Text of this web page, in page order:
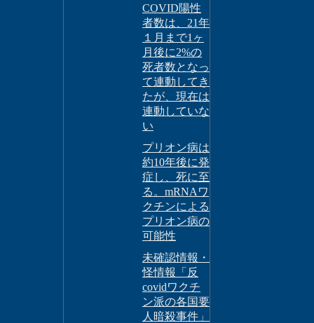
COVID陽性
者数は、21年
１月まで1ヶ
月後に2%の
死者数となっ
て連動してき
たが、現在は
連動していな
い
プリオン病は
約10年後に発
症し、死に至
る。mRNAワ
クチンによる
プリオン病の
可能性
未確認情報・
怪情報「反
covidワクチ
ン派の各国要
人暗殺事件」